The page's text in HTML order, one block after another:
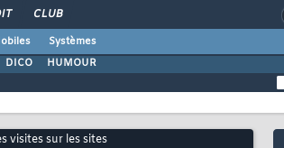
CLUB
Systèmes
DICO HUMOUR
visites sur les sites